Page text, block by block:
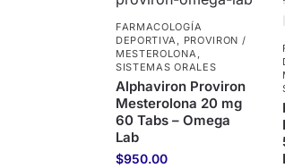
FARMACOLOGÍA
DEPORTIVA
PROVIRON /
MESTEROLONA
SISTEMAS ORALES
Alphaviron Proviron
Mesterolona 20 mg
60 Tabs – Omega
Lab
$950.00